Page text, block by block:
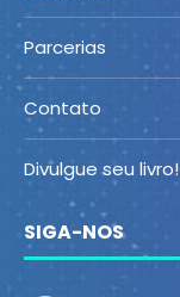
Parcerias
Contato
Divulgue seu livro!
SIGA-NOS